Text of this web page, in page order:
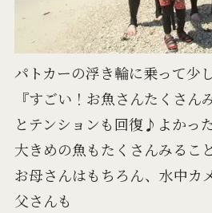
パトカーの浮き輪に乗って少
『すごい！お魚さんたくさん
とテンションも回復♪よかっ
大きめの魚もたくさんみるこ
お母さんはもちろん、水中カ
父さんも